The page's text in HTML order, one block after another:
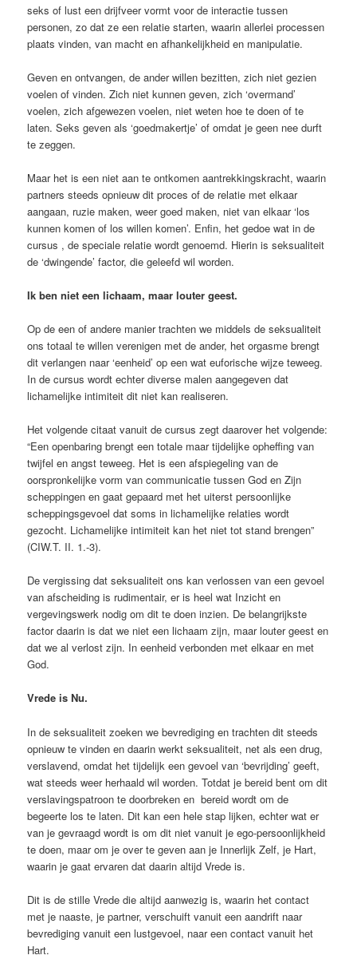
seks of lust een drijfveer vormt voor de interactie tussen
personen, zo dat ze een relatie starten, waarin allerlei processen
plaats vinden, van macht en afhankelijkheid en manipulatie.
Geven en ontvangen, de ander willen bezitten, zich niet gezien
voelen of vinden. Zich niet kunnen geven, zich ‘overmand’
voelen, zich afgewezen voelen, niet weten hoe te doen of te
laten. Seks geven als ‘goedmakertje’ of omdat je geen nee durft
te zeggen.
Maar het is een niet aan te ontkomen aantrekkingskracht, waarin
partners steeds opnieuw dit proces of de relatie met elkaar
aangaan, ruzie maken, weer goed maken, niet van elkaar ‘los
kunnen komen of los willen komen’. Enfin, het gedoe wat in de
cursus , de speciale relatie wordt genoemd. Hierin is seksualiteit
de ‘dwingende’ factor, die geleefd wil worden.
Ik ben niet een lichaam, maar louter geest.
Op de een of andere manier trachten we middels de seksualiteit
ons totaal te willen verenigen met de ander, het orgasme brengt
dit verlangen naar ‘eenheid’ op een wat euforische wijze teweeg.
In de cursus wordt echter diverse malen aangegeven dat
lichamelijke intimiteit dit niet kan realiseren.
Het volgende citaat vanuit de cursus zegt daarover het volgende:
“Een openbaring brengt een totale maar tijdelijke opheffing van
twijfel en angst teweeg. Het is een afspiegeling van de
oorspronkelijke vorm van communicatie tussen God en Zijn
scheppingen en gaat gepaard met het uiterst persoonlijke
scheppingsgevoel dat soms in lichamelijke relaties wordt
gezocht. Lichamelijke intimiteit kan het niet tot stand brengen”
(CIW.T. II. 1.-3).
De vergissing dat seksualiteit ons kan verlossen van een gevoel
van afscheiding is rudimentair, er is heel wat Inzicht en
vergevingswerk nodig om dit te doen inzien. De belangrijkste
factor daarin is dat we niet een lichaam zijn, maar louter geest en
dat we al verlost zijn. In eenheid verbonden met elkaar en met
God.
Vrede is Nu.
In de seksualiteit zoeken we bevrediging en trachten dit steeds
opnieuw te vinden en daarin werkt seksualiteit, net als een drug,
verslavend, omdat het tijdelijk een gevoel van ‘bevrijding’ geeft,
wat steeds weer herhaald wil worden. Totdat je bereid bent om dit
verslavingspatroon te doorbreken en bereid wordt om de
begeerte los te laten. Dit kan een hele stap lijken, echter wat er
van je gevraagd wordt is om dit niet vanuit je ego-persoonlijkheid
te doen, maar om je over te geven aan je Innerlijk Zelf, je Hart,
waarin je gaat ervaren dat daarin altijd Vrede is.
Dit is de stille Vrede die altijd aanwezig is, waarin het contact
met je naaste, je partner, verschuift vanuit een aandrift naar
bevrediging vanuit een lustgevoel, naar een contact vanuit het
Hart.